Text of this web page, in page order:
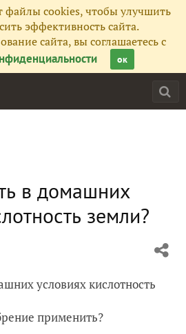
файлы cookies, чтобы улучшить
эффективность сайта.
сайта, вы соглашаетесь с
ок
в домашних
земли?
условиях кислотность
применить?